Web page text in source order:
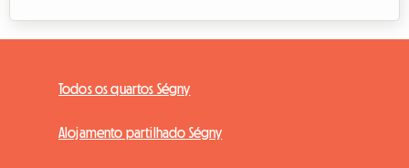
Todos os quartos Ségny
Alojamento partilhado Ségny